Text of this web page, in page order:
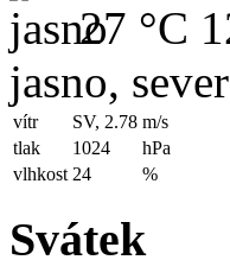
27 °C
jasno,
vítr SV, 2.78 m/s
tlak
1024
hPa
vlhkost 24 %
Svátek